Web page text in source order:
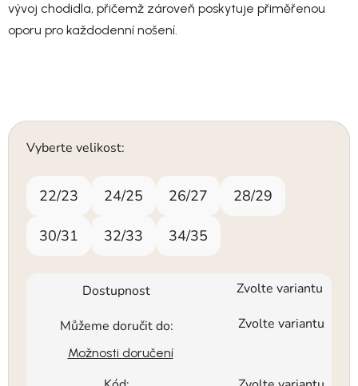
vývoj chodidla, přičemž zároveň poskytuje přiměřenou
oporu pro každodenní nošení.
Vyberte velikost:
22/23 24/25 26/27 28/29
30/31 32/33 34/35
Dostupnost Zvolte variantu
Můžeme doručit do: Zvolte variantu
Možnosti doručení